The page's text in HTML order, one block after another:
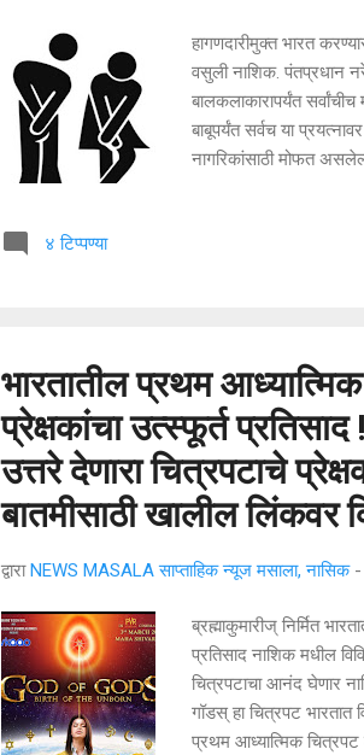
हागणदारीमुक्त भारत
वसुली नाशिक. पंतप्रधान
बालकलाकारापर्यंत
बाबूपर्यंत सर्वच या
नागरिकांसाठी मोफत
करणाऱ्या व्यक्तींचा मुडदा
४ टिप्पण्या
भारतातील प्रथम
प्रेक्षकांचा उत्स्फूर्त
उत्तरे देणारा चित्रपटाचे
बातमीसाठी खालील लिंकवर
द्वाराNEWS MASALA साप्ताहिक न्यूज मसाला, नासिक -
ब्रह्माकुमारीज् निर्मित
प्रतिसाद नाशिक मधील
चित्रपटाचा आनंद घेणार
गॉडस् हा चित्रपट भारतात
प्रथम आध्यात्मिक